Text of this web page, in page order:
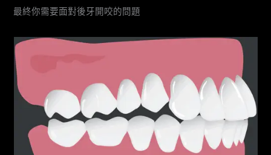
最終你需要面對後牙開咬的問題